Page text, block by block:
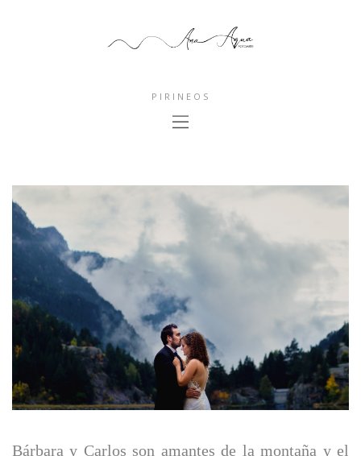
PIRINEOS
Bárbara y Carlos son amantes de la montaña y el